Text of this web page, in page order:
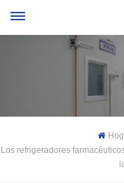
Los refrigeradores